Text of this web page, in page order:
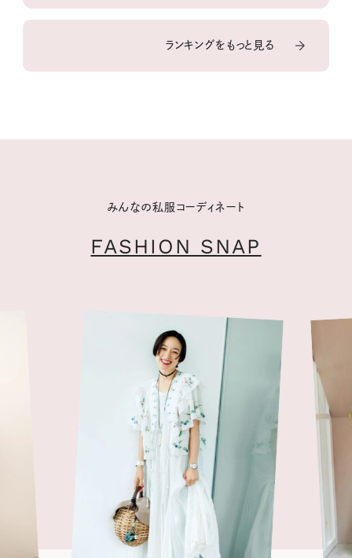
ランキングをもっと見る
みんなの私服コーディネート
FASHION SNAP